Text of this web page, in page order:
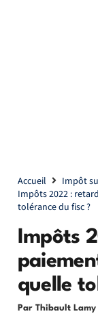
Accueil Impôt
Impôts 2022 :
tolérance du fisc ?
Impôts
quelle
Par Thibault Lamy